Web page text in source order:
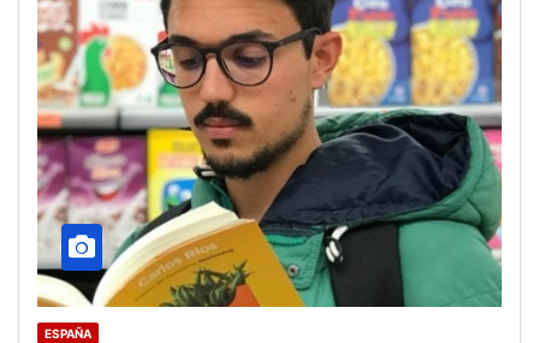
ESPAÑA